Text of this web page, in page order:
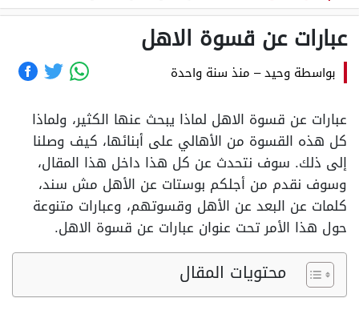
عبارات عن قسوة الاهل
بواسطة وحيد– منذ سنة واحدة
عبارات عن قسوة الاهل لماذا يبحث عنها الكثير، ولماذا
كل هذه القسوة من الأهالي على أبنائها، كيف وصلنا
إلى ذلك. سوف نتحدث عن كل هذا داخل هذا المقال،
وسوف نقدم من أجلكم بوستات عن الأهل مش سند،
كلمات عن البعد عن الأهل وقسوتهم، وعبارات متنوعة
حول هذا الأمر تحت عنوان عبارات عن قسوة الاهل.
محتويات المقال